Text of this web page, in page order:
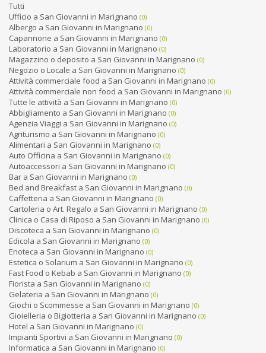
Tutti
Ufficio a San Giovanni in Marignano (0)
Albergo a San Giovanni in Marignano (0)
Capannone a San Giovanni in Marignano (0)
Laboratorio a San Giovanni in Marignano (0)
Magazzino o deposito a San Giovanni in Marignano (0)
Negozio o Locale a San Giovanni in Marignano (0)
Attività commerciale food a San Giovanni in Marignano (0)
Attività commerciale non food a San Giovanni in Marignano (0)
Tutte le attività a San Giovanni in Marignano (0)
Abbigliamento a San Giovanni in Marignano (0)
Agenzia Viaggi a San Giovanni in Marignano (0)
Agriturismo a San Giovanni in Marignano (0)
Alimentari a San Giovanni in Marignano (0)
Auto Officina a San Giovanni in Marignano (0)
Autoaccessori a San Giovanni in Marignano (0)
Bar a San Giovanni in Marignano (0)
Bed and Breakfast a San Giovanni in Marignano (0)
Caffetteria a San Giovanni in Marignano (0)
Cartoleria o Art. Regalo a San Giovanni in Marignano (0)
Clinica o Casa di Riposo a San Giovanni in Marignano (0)
Discoteca a San Giovanni in Marignano (0)
Edicola a San Giovanni in Marignano (0)
Enoteca a San Giovanni in Marignano (0)
Estetica o Solarium a San Giovanni in Marignano (0)
Fast Food o Kebab a San Giovanni in Marignano (0)
Fiorista a San Giovanni in Marignano (0)
Gelateria a San Giovanni in Marignano (0)
Giochi o Scommesse a San Giovanni in Marignano (0)
Gioielleria o Bigiotteria a San Giovanni in Marignano (0)
Hotel a San Giovanni in Marignano (0)
Impianti Sportivi a San Giovanni in Marignano (0)
Informatica a San Giovanni in Marignano (0)